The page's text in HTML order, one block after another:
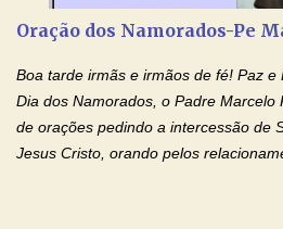
separados, devido ao envolvimento de
relacionamento e que minaram,
casal. Vamos orar (coloque o seu
Deus). "Senhor Jesus, restaura os
Oração dos Namorados-Pe
Boa tarde irmãs e irmãos de fé! Paz e
Dia dos Namorados, o Padre Marcelo
de orações pedindo a intercessão de
Jesus Cristo, orando pelos